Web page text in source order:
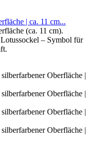
| ca. 11 cm...
(ca. 11 cm).
– Symbol für